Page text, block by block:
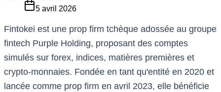
5 avril 2026
Fintokei est une prop firm tchèque adossée au groupe
fintech Purple Holding, proposant des comptes
simulés sur forex, indices, matières premières et
crypto-monnaies. Fondée en tant qu'entité en 2020 et
lancée comme prop firm en avril 2023, elle bénéficie